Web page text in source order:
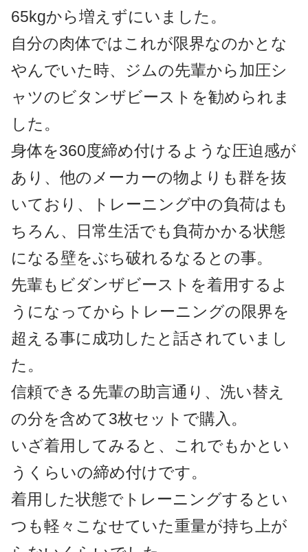
65kgから増えずにいました。
自分の肉体ではこれが限界なのかとな
やんでいた時、ジムの先輩から加圧シ
ャツのビタンザビーストを勧められま
した。
身体を360度締め付けるような圧迫感が
あり、他のメーカーの物よりも群を抜
いており、トレーニング中の負荷はも
ちろん、日常生活でも負荷かかる状態
になる壁をぶち破れるなるとの事。
先輩もビダンザビーストを着用するよ
うになってからトレーニングの限界を
超える事に成功したと話されていまし
た。
信頼できる先輩の助言通り、洗い替え
の分を含めて3枚セットで購入。
いざ着用してみると、これでもかとい
うくらいの締め付けです。
着用した状態でトレーニングするとい
つも軽々こなせていた重量が持ち上が